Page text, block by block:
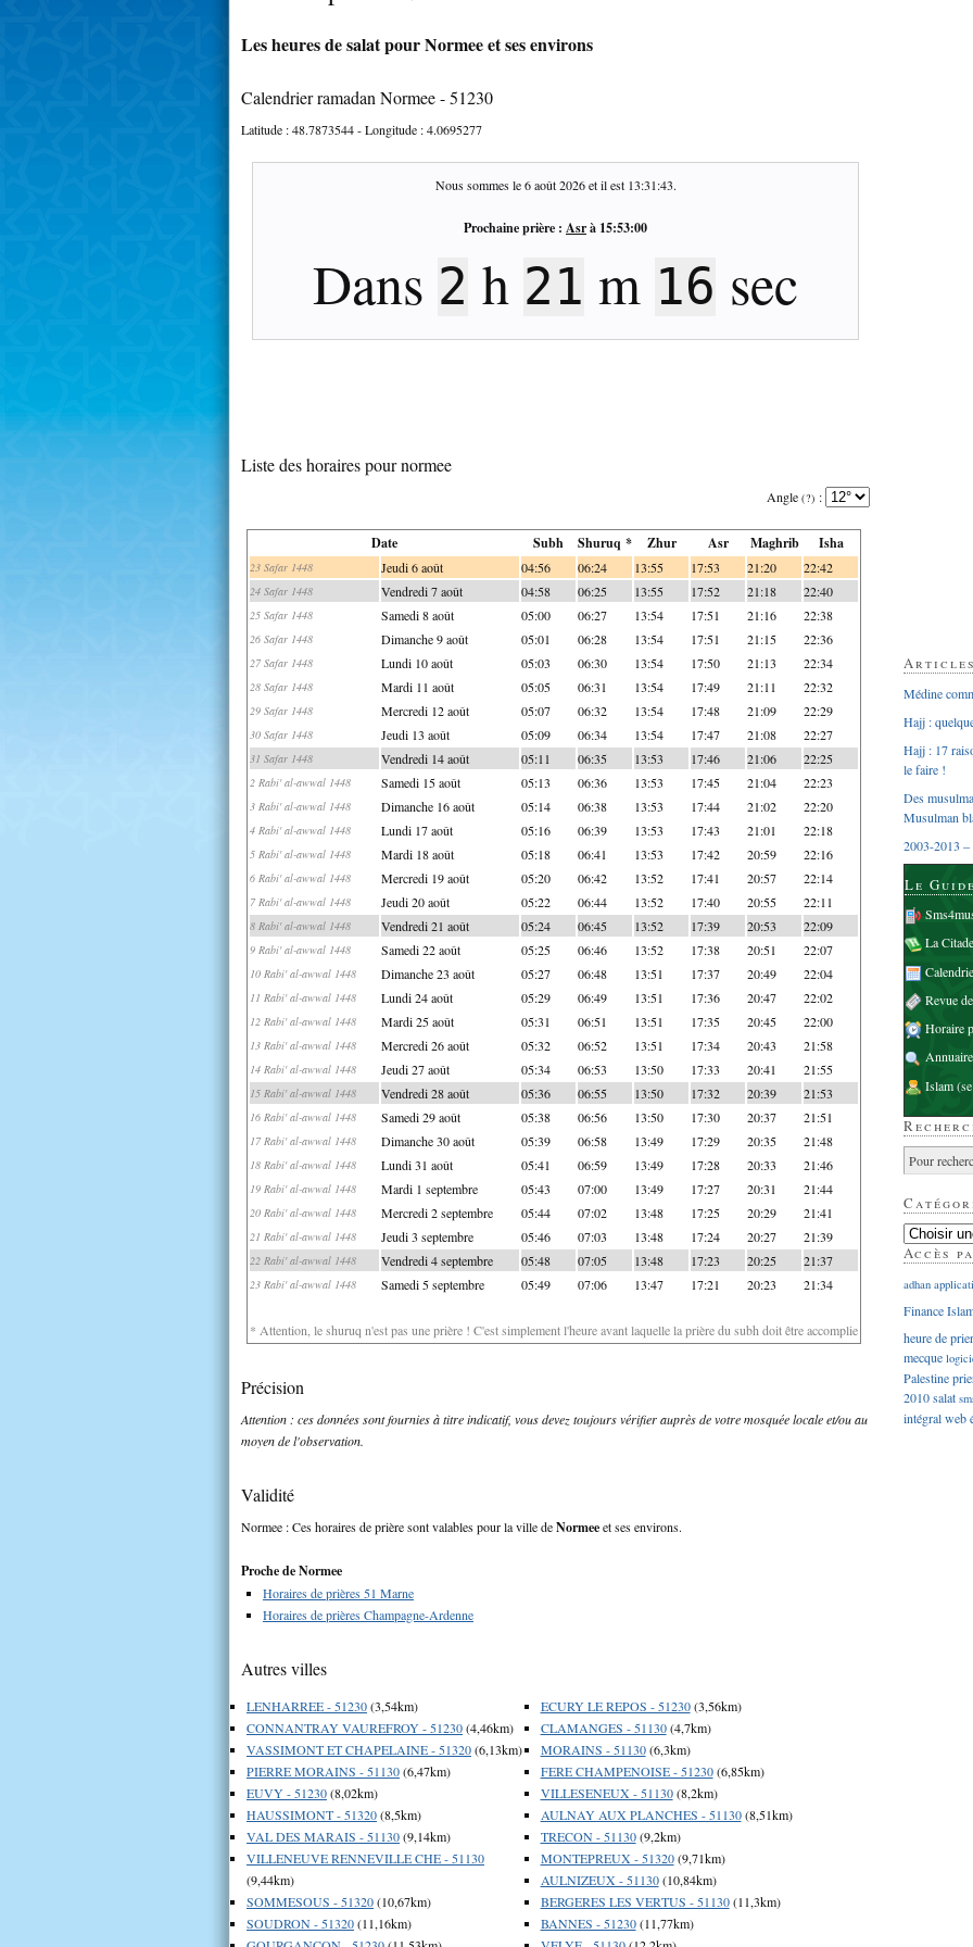
Les heures de salat pour Normee et ses environs
Calendrier ramadan Normee - 51230
Latitude :48.7873544- Longitude :4.0695277
Nous sommes le6 août 2026et il est 13:31:44.
Prochaine prière : Asrà 15:53:00
Dans 2 h 21 m 15 sec
Liste des horaires pour normee
Angle (?) :
Date Subh Shuruq * Zhur Asr Maghrib Isha
23 Safar 1448 Jeudi 6 août 04:56 06:24 13:55 17:53 21:20 22:42
24 Safar 1448 Vendredi 7 août 04:58 06:25 13:55 17:52 21:18 22:40
25 Safar 1448 Samedi 8 août 05:00 06:27 13:54 17:51 21:16 22:38
26 Safar 1448 Dimanche 9 août 05:01 06:28 13:54 17:51 21:15 22:36
27 Safar 1448 Lundi 10 août 05:03 06:30 13:54 17:50 21:13 22:34
28 Safar 1448 Mardi 11 août 05:05 06:31 13:54 17:49 21:11 22:32
29 Safar 1448 Mercredi 12 août 05:07 06:32 13:54 17:48 21:09 22:29
30 Safar 1448 Jeudi 13 août 05:09 06:34 13:54 17:47 21:08 22:27
31 Safar 1448 Vendredi 14 août 05:11 06:35 13:53 17:46 21:06 22:25
2 Rabi' al-awwal 1448 Samedi 15 août 05:13 06:36 13:53 17:45 21:04 22:23
3 Rabi' al-awwal 1448 Dimanche 16 août 05:14 06:38 13:53 17:44 21:02 22:20
4 Rabi' al-awwal 1448 Lundi 17 août 05:16 06:39 13:53 17:43 21:01 22:18
5 Rabi' al-awwal 1448 Mardi 18 août 05:18 06:41 13:53 17:42 20:59 22:16
6 Rabi' al-awwal 1448 Mercredi 19 août 05:20 06:42 13:52 17:41 20:57 22:14
7 Rabi' al-awwal 1448 Jeudi 20 août 05:22 06:44 13:52 17:40 20:55 22:11
8 Rabi' al-awwal 1448 Vendredi 21 août 05:24 06:45 13:52 17:39 20:53 22:09
9 Rabi' al-awwal 1448 Samedi 22 août 05:25 06:46 13:52 17:38 20:51 22:07
10 Rabi' al-awwal 1448 Dimanche 23 août 05:27 06:48 13:51 17:37 20:49 22:04
11 Rabi' al-awwal 1448 Lundi 24 août 05:29 06:49 13:51 17:36 20:47 22:02
12 Rabi' al-awwal 1448 Mardi 25 août 05:31 06:51 13:51 17:35 20:45 22:00
13 Rabi' al-awwal 1448 Mercredi 26 août 05:32 06:52 13:51 17:34 20:43 21:58
14 Rabi' al-awwal 1448 Jeudi 27 août 05:34 06:53 13:50 17:33 20:41 21:55
15 Rabi' al-awwal 1448 Vendredi 28 août 05:36 06:55 13:50 17:32 20:39 21:53
16 Rabi' al-awwal 1448 Samedi 29 août 05:38 06:56 13:50 17:30 20:37 21:51
17 Rabi' al-awwal 1448 Dimanche 30 août 05:39 06:58 13:49 17:29 20:35 21:48
18 Rabi' al-awwal 1448 Lundi 31 août 05:41 06:59 13:49 17:28 20:33 21:46
19 Rabi' al-awwal 1448 Mardi 1 septembre 05:43 07:00 13:49 17:27 20:31 21:44
20 Rabi' al-awwal 1448 Mercredi 2 septembre 05:44 07:02 13:48 17:25 20:29 21:41
21 Rabi' al-awwal 1448 Jeudi 3 septembre 05:46 07:03 13:48 17:24 20:27 21:39
22 Rabi' al-awwal 1448 Vendredi 4 septembre 05:48 07:05 13:48 17:23 20:25 21:37
23 Rabi' al-awwal 1448 Samedi 5 septembre 05:49 07:06 13:47 17:21 20:23 21:34
* Attention, le shuruq n'est pas une prière ! C'est simplement l'heure avant laquelle la prière du subh doit être accomplie
Précision
Attention : ces données sont fournies à titre indicatif, vous devez toujours vérifier auprès de votre mosquée locale et/ou au
moyen de l'observation.
Validité
Normee : Ces horaires de prière sont valables pour la ville deNormeeet ses environs.
Proche de Normee
Horaires de prières 51 Marne
Horaires de prières Champagne-Ardenne
Autres villes
LENHARREE - 51230(3,54km)
CONNANTRAY VAUREFROY - 51230(4,46km)
VASSIMONT ET CHAPELAINE - 51320(6,13km)
PIERRE MORAINS - 51130(6,47km)
EUVY - 51230(8,02km)
HAUSSIMONT - 51320(8,5km)
VAL DES MARAIS - 51130(9,14km)
VILLENEUVE RENNEVILLE CHE - 51130
(9,44km)
SOMMESOUS - 51320(10,67km)
SOUDRON - 51320(11,16km)
ECURY LE REPOS - 51230(3,56km)
CLAMANGES - 51130(4,7km)
MORAINS - 51130(6,3km)
FERE CHAMPENOISE - 51230(6,85km)
VILLESENEUX - 51130(8,2km)
AULNAY AUX PLANCHES - 51130(8,51km)
TRECON - 51130(9,2km)
MONTEPREUX - 51320(9,71km)
AULNIZEUX - 51130(10,84km)
BERGERES LES VERTUS - 51130(11,3km)
BANNES - 51230(11,77km)
Médine
Hajj :
Hajj : 17
le faire !
Des
Musulman
2003-2013 –
Le
La
Revue
Horaire
Islam
Accès
adhan
Finance
heure de
mecque
Palestine
2010salat
intégralweb